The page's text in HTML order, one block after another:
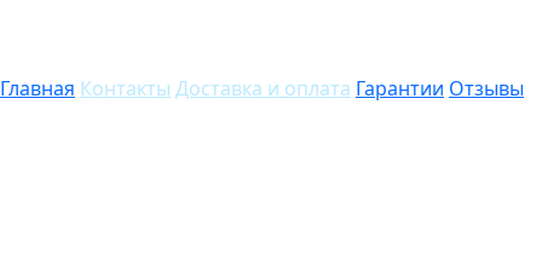
Главная Контакты Доставка и оплата Гарантии Отзывы